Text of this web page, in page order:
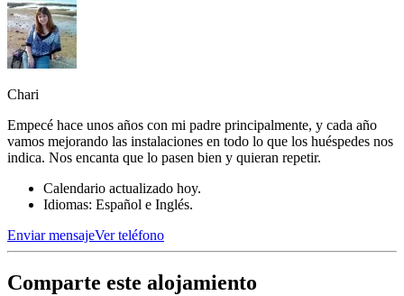
Chari
Empecé hace unos años con mi padre principalmente, y cada año
vamos mejorando las instalaciones en todo lo que los huéspedes nos
indica. Nos encanta que lo pasen bien y quieran repetir.
Calendario actualizado hoy.
Idiomas: Español e Inglés.
Enviar mensajeVer teléfono
Comparte este alojamiento